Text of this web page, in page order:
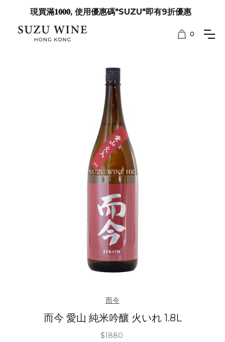
現買滿𝟏𝟎𝟎𝟎, 使用優惠碼"SUZU"即有9折優惠
0
而今
而今 愛山 純米吟釀 火いれ 1.8L
$1880